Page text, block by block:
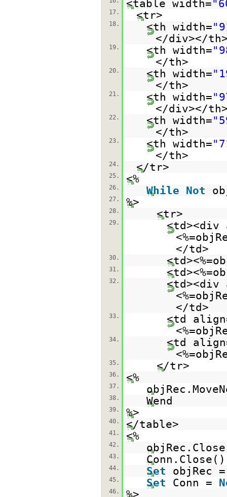
<table width=
17. <tr>
18. <th width=
</div></
19. <th width=
</th>
20. <th width=
</th>
21. <th width=
</div></
22. <th width=
</th>
23. <th width=
</th>
24. </tr>
25. <%
26. While Not
27. %>
28. <tr>
29.
<td><div
</td>
30.
31.
32.
<td><div
</td>
33.
<td
34.
<td
35. </tr>
36. <%
37.
38. Wend
39. %>
40. </table>
41. <%
42.
43. Conn.Close()
44. Set objRec
45. Set Conn =
46. %>